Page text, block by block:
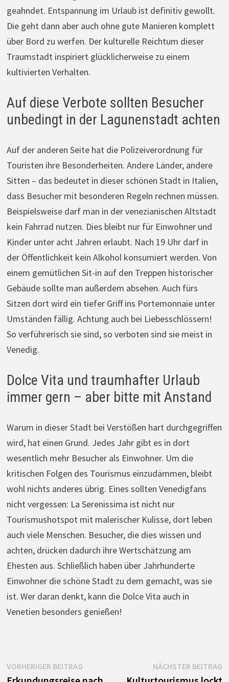
geahndet. Entspannung im Urlaub ist definitiv gewollt.
Die geht dann aber auch ohne gute Manieren komplett
über Bord zu werfen. Der kulturelle Reichtum dieser
Traumstadt inspiriert glücklicherweise zu einem
kultivierten Verhalten.
Auf diese Verbote sollten Besucher
unbedingt in der Lagunenstadt achten
Auf der anderen Seite hat die Polizeiverordnung für
Touristen ihre Besonderheiten. Andere Länder, andere
Sitten – das bedeutet in dieser schönen Stadt in Italien,
dass Besucher mit besonderen Regeln rechnen müssen.
Beispielsweise darf man in der venezianischen Altstadt
kein Fahrrad nutzen. Dies bleibt nur für Einwohner und
Kinder unter acht Jahren erlaubt. Nach 19 Uhr darf in
der Öffentlichkeit kein Alkohol konsumiert werden. Von
einem gemütlichen Sit-in auf den Treppen historischer
Gebäude sollte man außerdem absehen. Auch fürs
Sitzen dort wird ein tiefer Griff ins Portemonnaie unter
Umständen fällig. Achtung auch bei Liebesschlössern!
So verführerisch sie sind, so verboten sind sie meist in
Venedig.
Dolce Vita und traumhafter Urlaub
immer gern – aber bitte mit Anstand
Warum in dieser Stadt bei Verstößen hart durchgegriffen
wird, hat einen Grund. Jedes Jahr gibt es in dort
wesentlich mehr Besucher als Einwohner. Um die
kritischen Folgen des Tourismus einzudämmen, bleibt
wohl nichts anderes übrig. Eines sollten Venedigfans
nicht vergessen: La Serenissima ist nicht nur
Tourismushotspot mit malerischer Kulisse, dort leben
auch viele Menschen. Besucher, die dies wissen und
achten, drücken dadurch ihre Wertschätzung am
Ehesten aus. Schließlich haben über Jahrhunderte
Einwohner die schöne Stadt zu dem gemacht, was sie
ist. Wer daran denkt, kann die Dolce Vita auch in
Venetien besonders genießen!
Beitrags-
VORHERIGER BEITRAGVorheriger
Beitrag:
NÄCHSTER BEITRAG